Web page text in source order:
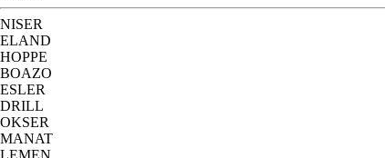
NISER
ELAND
HOPPE
BOAZO
ESLER
DRILL
OKSER
MANAT
LEMEN